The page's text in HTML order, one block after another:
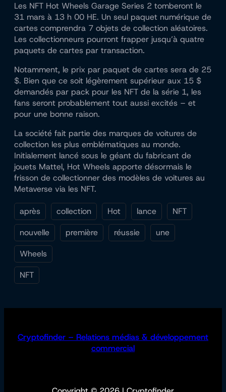
Les NFT Hot Wheels Garage Series 2 tomberont le
31 mars à 13 h 00 HE. Un seul paquet numérique de
cartes comprendra 7 objets de collection aléatoires.
Les collectionneurs pourront frapper jusqu’à quatre
paquets de cartes par transaction.
Notamment, le prix par paquet de cartes sera de 25
$. Bien que ce soit légèrement supérieur aux 15 $
demandés par pack pour les NFT de la série 1, les
fans seront probablement tout aussi excités – et
pour une bonne raison.
La société fait partie des marques de voitures de
collection les plus emblématiques au monde.
Initialement lancé sous le géant du fabricant de
jouets Mattel, Hot Wheels apporte désormais le
frisson de collectionner des modèles de voitures au
Metaverse via les NFT.
après collection Hot lance
NFT
nouvelle
première réussie
une
Wheels
NFT
Cryptofinder – Relations médias & développement
commercial